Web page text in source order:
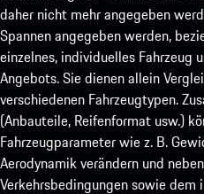
daher nicht mehr angegeben
Spannen angegeben werden,
einzelnes, individuelles
Angebots. Sie dienen allein
verschiedenen Fahrzeugtypen.
(Anbauteile, Reifenformat usw.)
Fahrzeugparameter wie z. B.
Aerodynamik verändern und
Verkehrsbedingungen sowie